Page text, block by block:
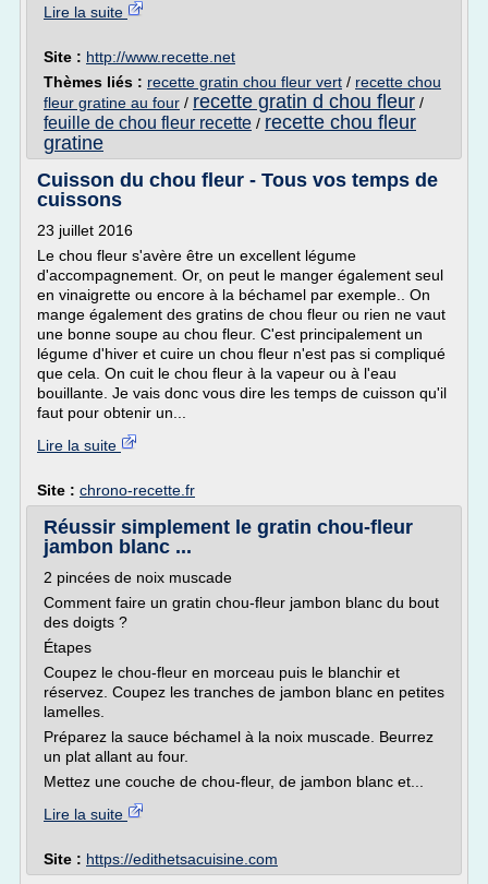
Lire la suite
Site : http://www.recette.net
Thèmes liés : recette gratin chou fleur vert / recette chou
fleur gratine au four / recette gratin d chou fleur /
feuille de chou fleur recette / recette chou fleur
gratine
Cuisson du chou fleur - Tous vos temps de
cuissons
23 juillet 2016
Le chou fleur s'avère être un excellent légume
d'accompagnement. Or, on peut le manger également seul
en vinaigrette ou encore à la béchamel par exemple.. On
mange également des gratins de chou fleur ou rien ne vaut
une bonne soupe au chou fleur. C'est principalement un
légume d'hiver et cuire un chou fleur n'est pas si compliqué
que cela. On cuit le chou fleur à la vapeur ou à l'eau
bouillante. Je vais donc vous dire les temps de cuisson qu'il
faut pour obtenir un...
Lire la suite
Site : chrono-recette.fr
Réussir simplement le gratin chou-fleur
jambon blanc ...
2 pincées de noix muscade
Comment faire un gratin chou-fleur jambon blanc du bout
des doigts ?
Étapes
Coupez le chou-fleur en morceau puis le blanchir et
réservez. Coupez les tranches de jambon blanc en petites
lamelles.
Préparez la sauce béchamel à la noix muscade. Beurrez
un plat allant au four.
Mettez une couche de chou-fleur, de jambon blanc et...
Lire la suite
Site : https://edithetsacuisine.com